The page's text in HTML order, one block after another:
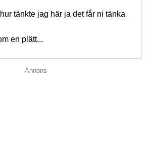
tänkte jag här ja det får ni tänka
en plätt...
Annons